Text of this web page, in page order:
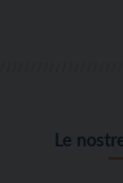
Le